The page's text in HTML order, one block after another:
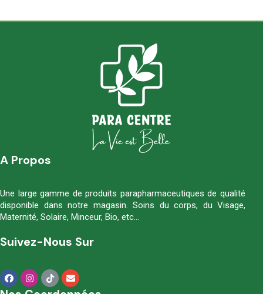
A Propos
Une large gamme de produits parapharmaceutiques de qualité
disponible dans notre magasin. Soins du corps, du Visage,
Maternité, Solaire, Minceur, Bio, etc…
Suivez-Nous Sur